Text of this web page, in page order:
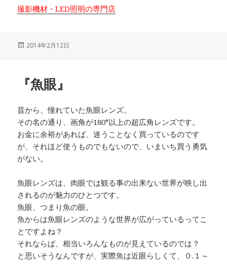
撮影機材・LED照明の専門店
投
2014年2月12日
『魚眼』
昔から、憧れていた魚眼レンズ。
その名の通り、画角が180°以上の超広角レンズです。
お金に余裕があれば、迷うことなく買っているのです
が、それほど使うものでもないので、いまいち買う勇気
がない。
魚眼レンズは、肉眼では観る事の出来ない世界が映し出
されるのが魅力のひとつです。
魚眼、つまり魚の眼。
魚からは魚眼レンズのような世界が広がっているってこ
とですよね？
それならば、相当いろんなものが見えているのでは？
と思いそうなんですが、実際魚は近眼らしくて、０.１～